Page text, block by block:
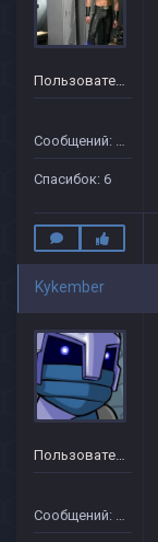
Пользователь
Сообщений: 13
Спасибок: 6
Kykember
Пользователь
Сообщений: 16